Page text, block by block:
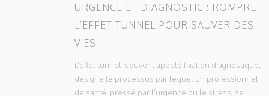
URGENCE ET DIAGNOSTIC : ROMPRE
L’EFFET TUNNEL POUR SAUVER DES
VIES
L’effet tunnel, souvent appelé fixation diagnostique,
désigne le processus par lequel un professionnel
de santé, pressé par l’urgence ou le stress, se